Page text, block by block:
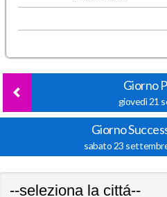
Giorno
giovedì 21
Giorno
sabato 23